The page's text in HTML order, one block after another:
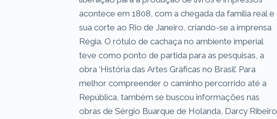
acontece em 1808, com a chegada da família real e
sua corte ao Rio de Janeiro, criando-se a imprensa
Régia. O rótulo de cachaça no ambiente imperial
teve como ponto de partida para as pesquisas, a
obra ‘História das Artes Gráficas no Brasil’. Para
melhor compreender o caminho percorrido até a
República, também se buscou informações nas
obras de Sérgio Buarque de Holanda, Darcy Ribeiro,